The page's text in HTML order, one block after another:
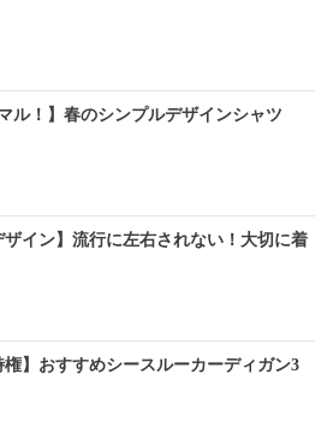
ル！】春のシンプルデザインシャツ
ザイン】流行に左右されない！大切に着
権】おすすめシースルーカーディガン3